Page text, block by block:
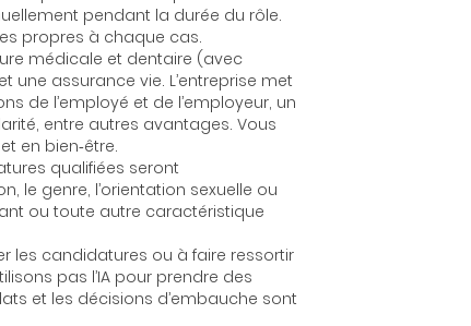
pendant la durée du rôle.
propres à chaque cas.
médicale et dentaire (avec
assurance vie. L’entreprise met
de l’employé et de l’employeur, un
entre autres avantages. Vous
en bien‑être.
qualifiées seront
le genre, l’orientation sexuelle ou
ou toute autre caractéristique
les candidatures ou à faire ressortir
pas l’IA pour prendre des
et les décisions d’embauche sont